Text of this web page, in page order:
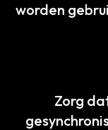
worden
Zorg